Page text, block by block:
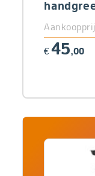
87,5 cm
€ 45,00